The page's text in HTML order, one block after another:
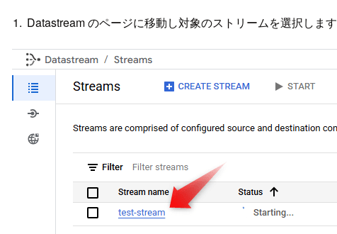
Datastream のページに移動し対象のストリームを選択します